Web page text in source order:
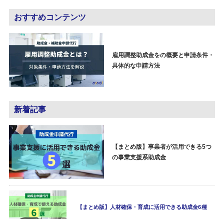
おすすめコンテンツ
雇用調整助成金をの概要と申請条件・
具体的な申請方法
新着記事
【まとめ版】事業者が活用できる5つ
の事業支援系助成金
【まとめ版】人材確保・育成に活用できる助成金6種